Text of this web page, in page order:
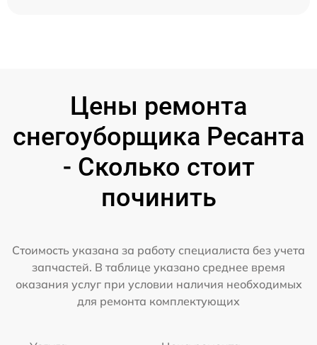
Цены ремонта
снегоуборщика Ресанта
- Сколько стоит
починить
Стоимость указана за работу специалиста без учета
запчастей. В таблице указано среднее время
оказания услуг при условии наличия необходимых
для ремонта комплектующих